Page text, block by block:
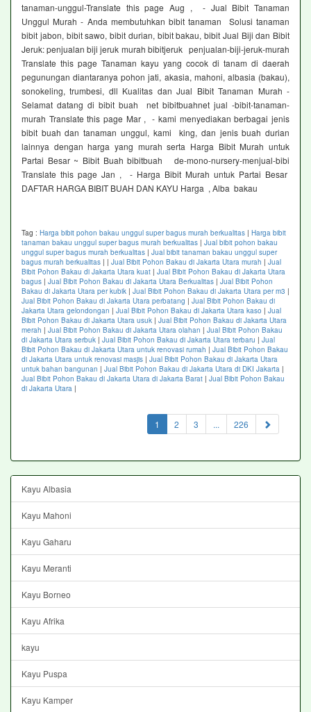
tanaman-unggul-Translate this page Aug , - Jual Bibit Tanaman
Unggul Murah - Anda membutuhkan bibit tanaman Solusi tanaman
bibit jabon, bibit sawo, bibit durian, bibit bakau, bibit Jual Biji dan Bibit
Jeruk: penjualan biji jeruk murah bibitjeruk penjualan-biji-jeruk-murah
Translate this page Tanaman kayu yang cocok di tanam di daerah
pegunungan diantaranya pohon jati, akasia, mahoni, albasia (bakau),
sonokeling, trumbesi, dll Kualitas dan Jual Bibit Tanaman Murah -
Selamat datang di bibit buah net bibitbuahnet jual -bibit-tanaman-
murah Translate this page Mar , - kami menyediakan berbagai jenis
bibit buah dan tanaman unggul, kami king, dan jenis buah durian
lainnya dengan harga yang murah serta Harga Bibit Murah untuk
Partai Besar ~ Bibit Buah bibitbuah de-mono-nursery-menjual-bibi
Translate this page Jan , - Harga Bibit Murah untuk Partai Besar
DAFTAR HARGA BIBIT BUAH DAN KAYU Harga , Alba bakau
Tag : Harga bibit pohon bakau unggul super bagus murah berkualitas | Harga bibit
tanaman bakau unggul super bagus murah berkualitas | Jual bibit pohon bakau
unggul super bagus murah berkualitas | Jual bibit tanaman bakau unggul super
bagus murah berkualitas | | Jual Bibit Pohon Bakau di Jakarta Utara murah | Jual
Bibit Pohon Bakau di Jakarta Utara kuat | Jual Bibit Pohon Bakau di Jakarta Utara
bagus | Jual Bibit Pohon Bakau di Jakarta Utara Berkualitas | Jual Bibit Pohon
Bakau di Jakarta Utara per kubik | Jual Bibit Pohon Bakau di Jakarta Utara per m3 |
Jual Bibit Pohon Bakau di Jakarta Utara perbatang | Jual Bibit Pohon Bakau di
Jakarta Utara gelondongan | Jual Bibit Pohon Bakau di Jakarta Utara kaso | Jual
Bibit Pohon Bakau di Jakarta Utara usuk | Jual Bibit Pohon Bakau di Jakarta Utara
merah | Jual Bibit Pohon Bakau di Jakarta Utara olahan | Jual Bibit Pohon Bakau
di Jakarta Utara serbuk | Jual Bibit Pohon Bakau di Jakarta Utara terbaru | Jual
Bibit Pohon Bakau di Jakarta Utara untuk renovasi rumah | Jual Bibit Pohon Bakau
di Jakarta Utara untuk renovasi masjis | Jual Bibit Pohon Bakau di Jakarta Utara
untuk bahan bangunan | Jual Bibit Pohon Bakau di Jakarta Utara di DKI Jakarta |
Jual Bibit Pohon Bakau di Jakarta Utara di Jakarta Barat | Jual Bibit Pohon Bakau
di Jakarta Utara |
1 (current)
2 3 ... 226
Kayu Albasia
Kayu Mahoni
Kayu Gaharu
Kayu Meranti
Kayu Borneo
Kayu Afrika
kayu
Kayu Puspa
Kayu Kamper